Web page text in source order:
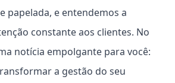
papelada, e entendemos a
constante aos clientes. No
notícia empolgante para você:
a gestão do seu